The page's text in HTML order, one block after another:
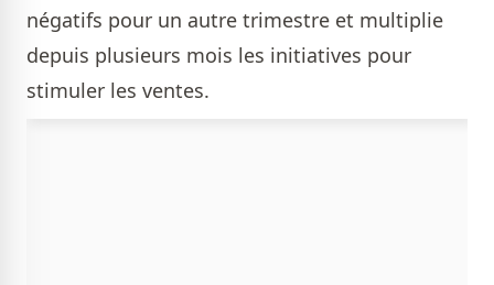
négatifs pour un autre trimestre et multiplie
depuis plusieurs mois les initiatives pour
stimuler les ventes.